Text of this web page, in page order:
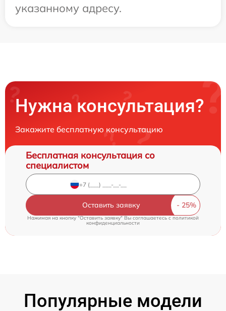
указанному адресу.
Нужна консультация?
Закажите бесплатную консультацию
Бесплатная консультация со
специалистом
Оставить заявку
Нажимая на кнопку "Оставить заявку" Вы соглашаетесь c политикой
конфиденциальности
Популярные модели